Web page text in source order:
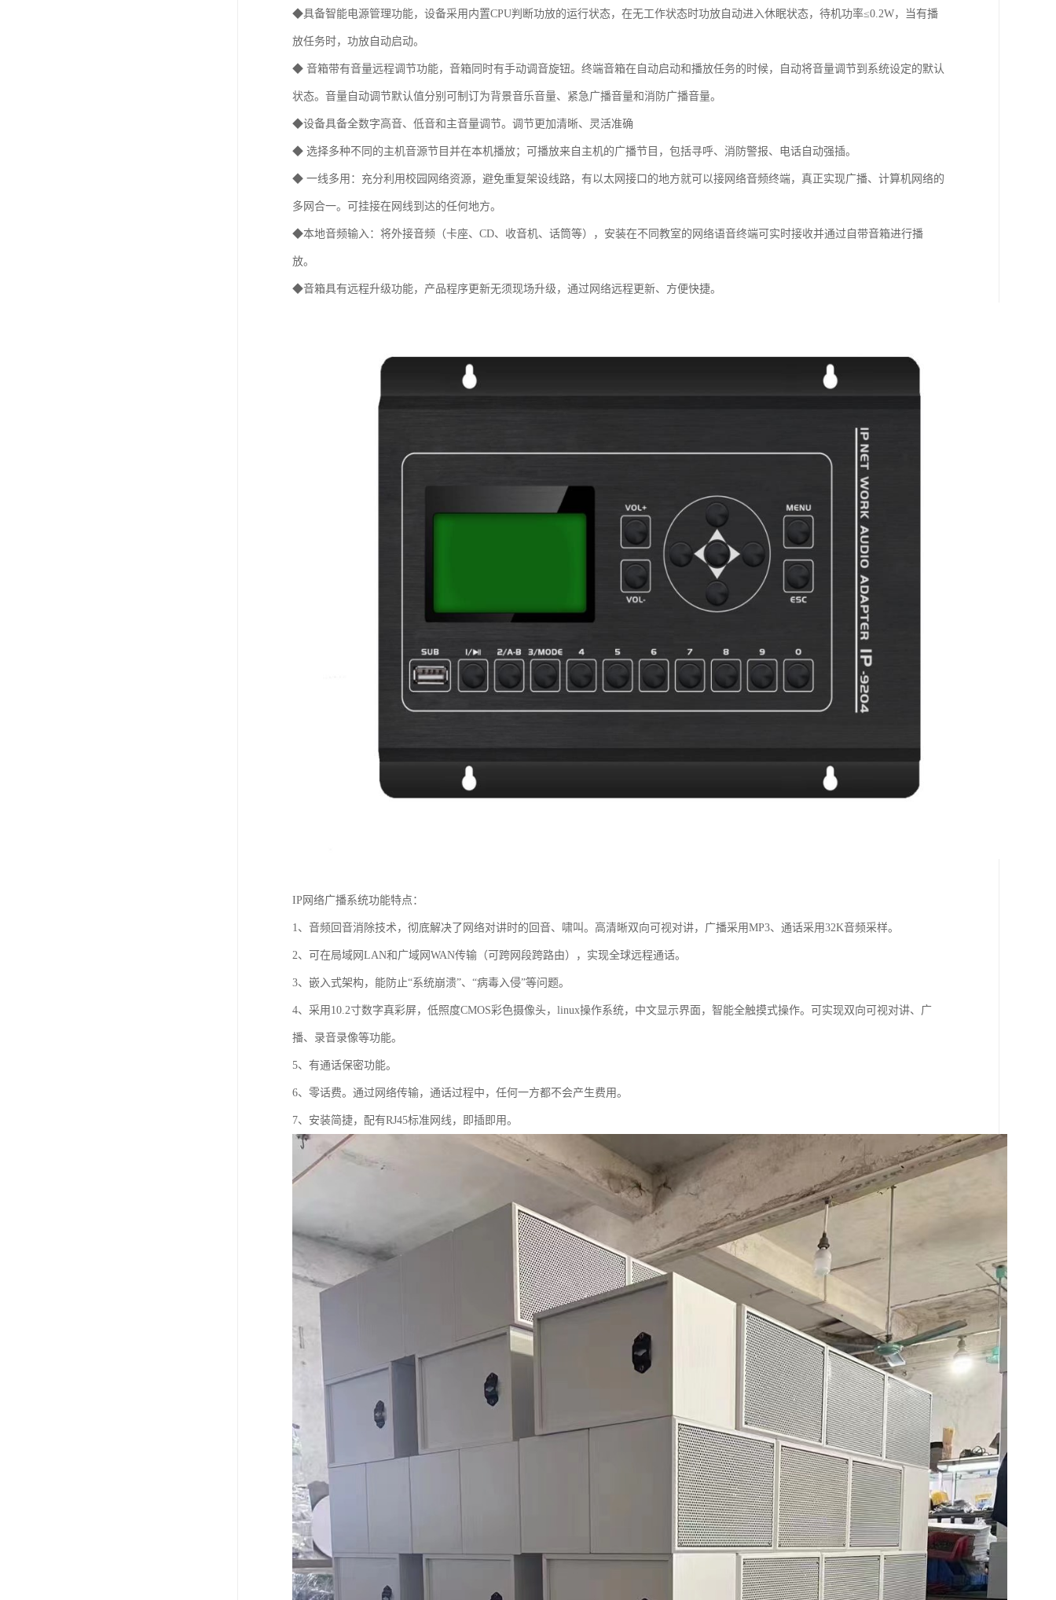
◆具备智能电源管理功能，设备采用内置CPU判断功放的运行状态，在无工作状态时功放自动进入休眠状态，待机功率≤0.2W，当有播
放任务时，功放自动启动。
◆ 音箱带有音量远程调节功能，音箱同时有手动调音旋钮。终端音箱在自动启动和播放任务的时候，自动将音量调节到系统设定的默认
状态。音量自动调节默认值分别可制订为背景音乐音量、紧急广播音量和消防广播音量。
◆设备具备全数字高音、低音和主音量调节。调节更加清晰、灵活准确
◆ 选择多种不同的主机音源节目并在本机播放；可播放来自主机的广播节目，包括寻呼、消防警报、电话自动强插。
◆ 一线多用：充分利用校园网络资源，避免重复架设线路，有以太网接口的地方就可以接网络音频终端，真正实现广播、计算机网络的
多网合一。可挂接在网线到达的任何地方。
◆本地音频输入：将外接音频（卡座、CD、收音机、话筒等），安装在不同教室的网络语音终端可实时接收并通过自带音箱进行播
放。
◆音箱具有远程升级功能，产品程序更新无须现场升级，通过网络远程更新、方便快捷。
IP网络广播系统功能特点：
1、音频回音消除技术，彻底解决了网络对讲时的回音、啸叫。高清晰双向可视对讲，广播采用MP3、通话采用32K音频采样。
2、可在局域网LAN和广域网WAN传输（可跨网段跨路由），实现全球远程通话。
3、嵌入式架构，能防止“系统崩溃”、“病毒入侵”等问题。
4、采用10.2寸数字真彩屏，低照度CMOS彩色摄像头，linux操作系统，中文显示界面，智能全触摸式操作。可实现双向可视对讲、广
播、录音录像等功能。
5、有通话保密功能。
6、零话费。通过网络传输，通话过程中，任何一方都不会产生费用。
7、安装简捷，配有RJ45标准网线，即插即用。